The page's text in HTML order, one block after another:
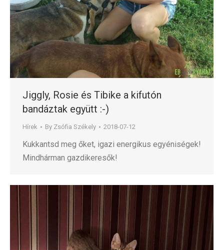
Jiggly, Rosie és Tibike a kifutón
bandáztak együtt :-)
Hírek By Zsófia Székely 2018-07-12
Kukkantsd meg őket, igazi energikus egyéniségek!
Mindhárman gazdikeresők!